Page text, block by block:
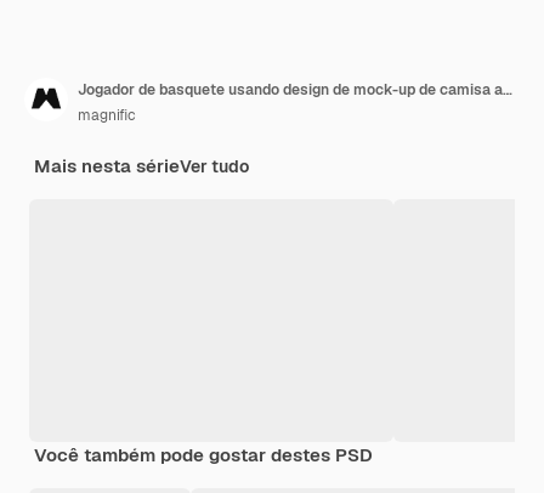
Jogador de basquete usando design de mock-up de camisa ao ar livre na quadra
magnific
Mais nesta sérieVer tudo
Você também pode gostar destes PSD